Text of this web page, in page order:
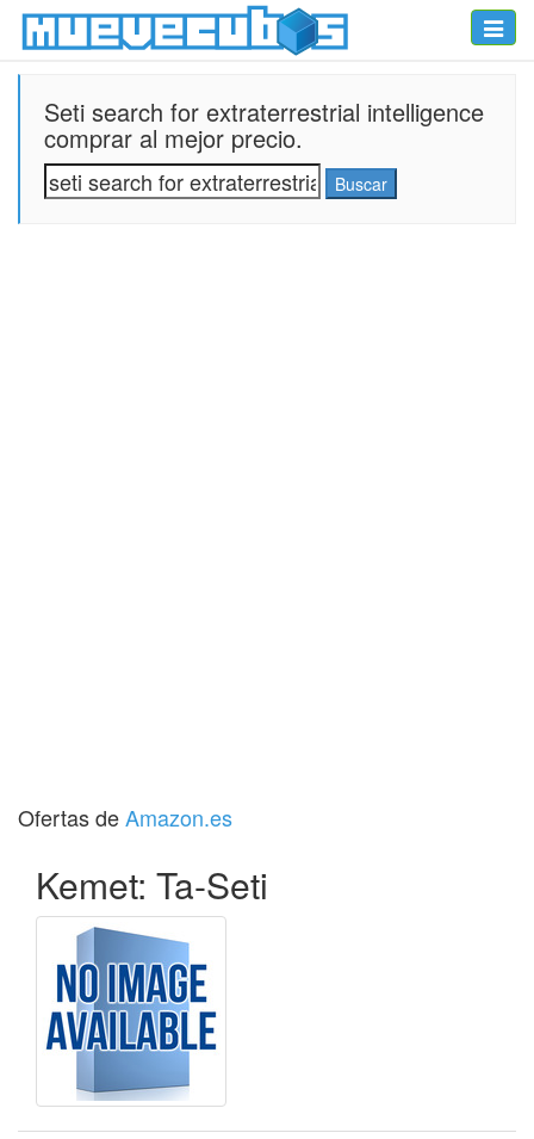
Toggle
Seti search for extraterrestrial intelligence
comprar al mejor precio.
Ofertas deAmazon.es
Kemet: Ta-Seti